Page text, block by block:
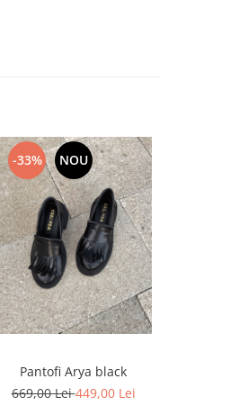
-33% NOU
Pantofi Arya black
669,00 Lei449,00 Lei